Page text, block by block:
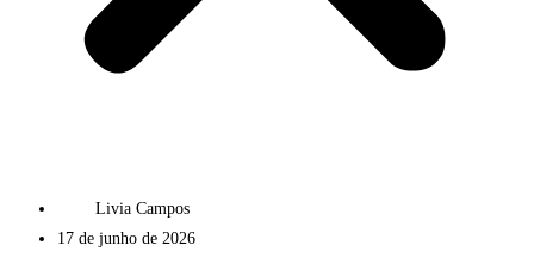
Livia Campos
17 de junho de 2026